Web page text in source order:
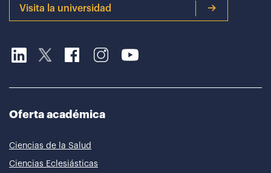
Visita la universidad
Oferta académica
Ciencias de la Salud
Ciencias Eclesiásticas